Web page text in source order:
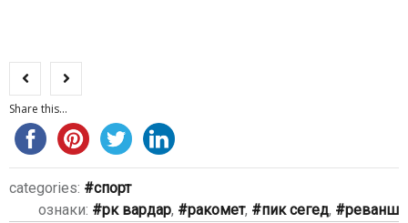
Share this...
categories:
спорт
ознаки:
рк вардар, ракомет, пик сегед, реванш